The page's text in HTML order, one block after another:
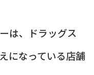
は、ドラッグス
になっている店舗